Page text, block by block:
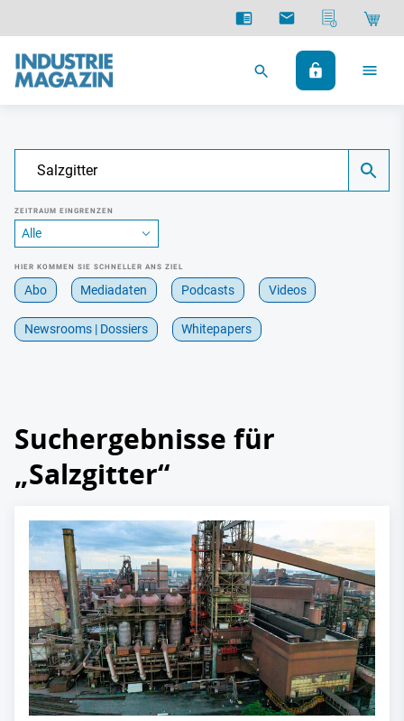
ZEITRAUM EINGRENZEN
HIER KOMMEN SIE SCHNELLER ANS ZIEL
Abo Mediadaten Podcasts Videos
Newsrooms | Dossiers Whitepapers
Suchergebnisse für
„Salzgitter“